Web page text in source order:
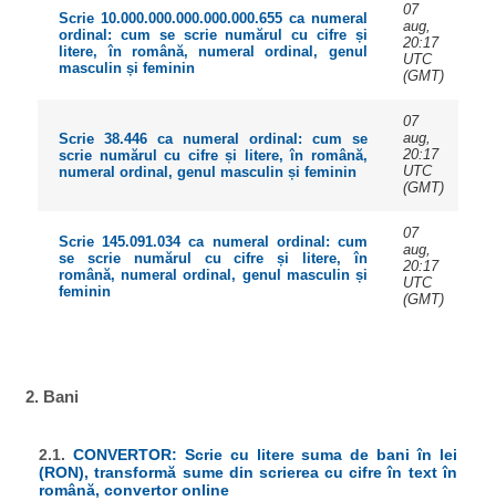
Scrie 10.000.000.000.000.000.655 ca numeral
ordinal: cum se scrie numărul cu cifre și
litere, în română, numeral ordinal, genul
masculin și feminin
07
aug,
20:17
UTC
(GMT)
Scrie 38.446 ca numeral ordinal: cum se
scrie numărul cu cifre și litere, în română,
numeral ordinal, genul masculin și feminin
07
aug,
20:17
UTC
(GMT)
Scrie 145.091.034 ca numeral ordinal: cum
se scrie numărul cu cifre și litere, în
română, numeral ordinal, genul masculin și
feminin
07
aug,
20:17
UTC
(GMT)
2. Bani
2.1.CONVERTOR: Scrie cu litere suma de bani în lei
(RON), transformă sume din scrierea cu cifre în text în
română, convertor online